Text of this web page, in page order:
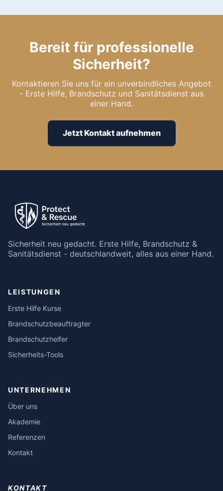
Bereit für professionelle
Sicherheit?
Kontaktieren Sie uns für ein unverbindliches Angebot
- Erste Hilfe, Brandschutz und Sanitätsdienst aus
einer Hand.
Jetzt Kontakt aufnehmen
Sicherheit neu gedacht. Erste Hilfe, Brandschutz &
Sanitätsdienst - deutschlandweit, alles aus einer Hand.
LEISTUNGEN
Erste Hilfe Kurse
Brandschutzbeauftragter
Brandschutzhelfer
Sicherheits-Tools
UNTERNEHMEN
Über uns
Akademie
Referenzen
Kontakt
KONTAKT